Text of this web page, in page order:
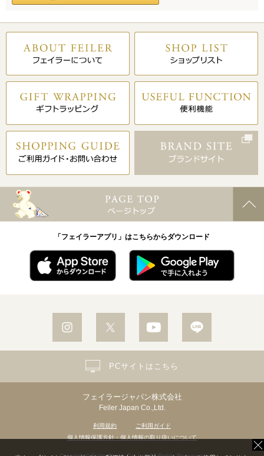
「フェイラーアプリ」はこちらからダウンロード
フェイラージャパン株式会社
Feiler Japan Co.,Ltd.
利用規約
ご利用ガイド
個人情報保護方針・個人情報の取り扱いについて
PCサイトはこちら